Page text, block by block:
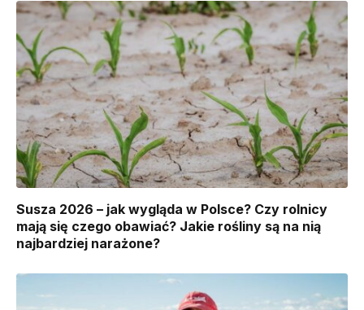
Susza 2026 – jak wygląda w Polsce? Czy rolnicy
mają się czego obawiać? Jakie rośliny są na nią
najbardziej narażone?